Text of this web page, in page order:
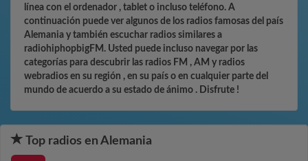
línea con el ordenador , tablet o incluso teléfono. A
continuación puede ver algunos de los radios famosas del país
Alemania y también escuchar radios similares a
radiohiphopbigFM. Usted puede incluso navegar por las
categorías para descubrir las radios FM , AM y radios
webradios en su región , en su país o en cualquier parte del
mundo de acuerdo a su estado de ánimo . Disfrute !
Top radios en Alemania